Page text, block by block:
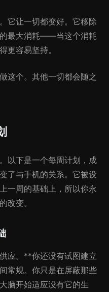
它让一切都变好。它移除
最大消耗——当这个消耗
更容易坚持。
这个。其他一切都会随之
以下是一个每周计划，成
了与手机的关系。它被设
一周的基础上，所以你永
改变。
应。**你还没有试图建立
常规。你只是在屏蔽那些
脑开始适应没有它的生